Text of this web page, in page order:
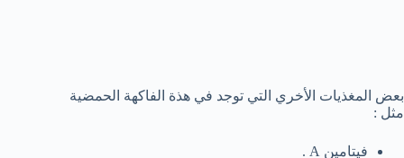
بعض المغذيات الأخري التي توجد في هذة الفاكهة الحمضية
مثل :
فيتامين A .